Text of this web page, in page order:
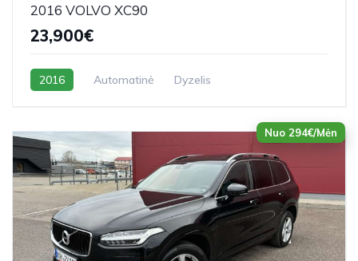
2016 VOLVO XC90
23,900€
2016 Automatinė Dyzelis
Nuo 294€/Mėn